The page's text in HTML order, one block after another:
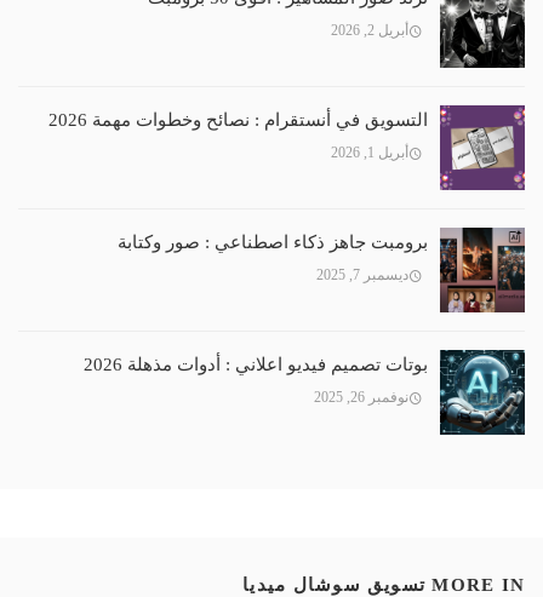
أبريل 2, 2026
التسويق في أنستقرام : نصائح وخطوات مهمة 2026
أبريل 1, 2026
برومبت جاهز ذكاء اصطناعي : صور وكتابة
ديسمبر 7, 2025
بوتات تصميم فيديو اعلاني : أدوات مذهلة 2026
نوفمبر 26, 2025
MORE IN تسويق سوشال ميديا